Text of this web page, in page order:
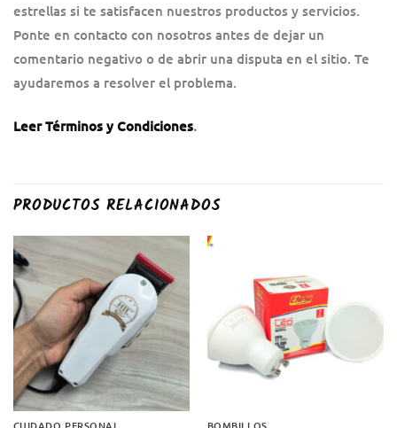
estrellas si te satisfacen nuestros productos y servicios.
Ponte en contacto con nosotros antes de dejar un
comentario negativo o de abrir una disputa en el sitio. Te
ayudaremos a resolver el problema.
Leer Términos y Condiciones.
PRODUCTOS RELACIONADOS